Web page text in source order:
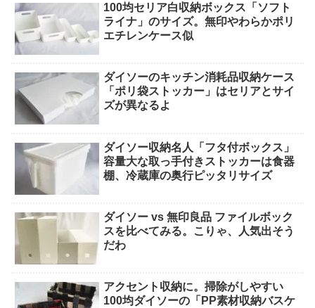
100均セリア白収納ボックス「ソフト
ライナ」のサイズ。無印やわらかポリ
エチレンケース似
ダイソーのキッチン消耗品収納ケース
「ポリ袋ストッカー」はセリアとサイ
ズが異なるよ
ダイソー収納名人「フタ付ボックス」
容量大な取っ手付きストッカーは食器
棚、冷蔵庫の奥行ピッタリサイズ
ダイソー vs 無印良品 ファイルボック
スを比べてみる。こりゃ、人気出そう
だわ
アクセント収納に。掃除がしやすい
100均ダイソーの「PP素材収納バスケ